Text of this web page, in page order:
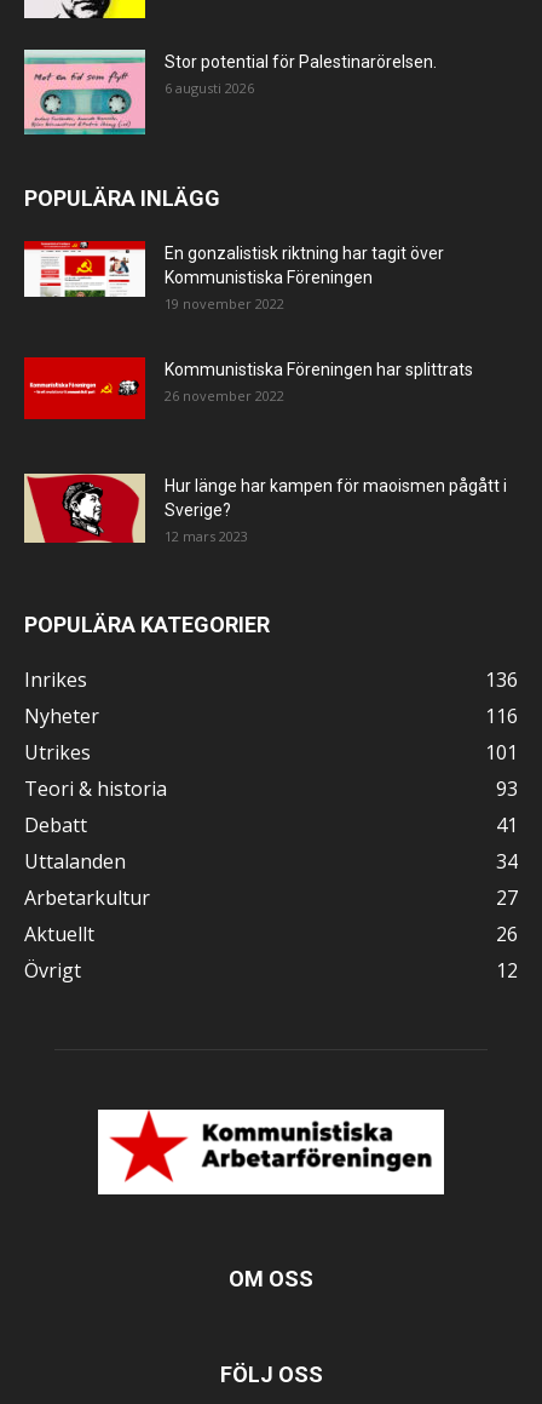
Stor potential för Palestinarörelsen.
6 augusti 2026
POPULÄRA INLÄGG
En gonzalistisk riktning har tagit över
Kommunistiska Föreningen
19 november 2022
Kommunistiska Föreningen har splittrats
26 november 2022
Hur länge har kampen för maoismen pågått i
Sverige?
12 mars 2023
POPULÄRA KATEGORIER
Inrikes
136
Nyheter
116
Utrikes
101
Teori & historia
93
Debatt
41
Uttalanden
34
Arbetarkultur
27
Aktuellt
26
Övrigt
12
OM OSS
FÖLJ OSS